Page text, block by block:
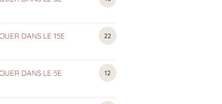
DANS LE 15E 22 APPARTEMENTS
DANS LE 5E 12 APPARTEMENTS